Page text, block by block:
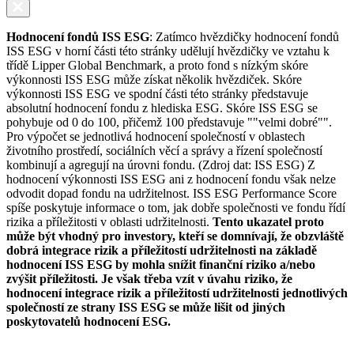
Hodnocení fondů ISS ESG: Zatímco hvězdičky hodnocení fondů
ISS ESG v horní části této stránky udělují hvězdičky ve vztahu k
třídě Lipper Global Benchmark, a proto fond s nízkým skóre
výkonnosti ISS ESG může získat několik hvězdiček. Skóre
výkonnosti ISS ESG ve spodní části této stránky představuje
absolutní hodnocení fondu z hlediska ESG. Skóre ISS ESG se
pohybuje od 0 do 100, přičemž 100 představuje ""velmi dobré"".
Pro výpočet se jednotlivá hodnocení společností v oblastech
životního prostředí, sociálních věcí a správy a řízení společností
kombinují a agregují na úrovni fondu. (Zdroj dat: ISS ESG) Z
hodnocení výkonnosti ISS ESG ani z hodnocení fondu však nelze
odvodit dopad fondu na udržitelnost. ISS ESG Performance Score
spíše poskytuje informace o tom, jak dobře společnosti ve fondu řídí
rizika a příležitosti v oblasti udržitelnosti. Tento ukazatel proto
může být vhodný pro investory, kteří se domnívají, že obzvláště
dobrá integrace rizik a příležitostí udržitelnosti na základě
hodnocení ISS ESG by mohla snížit finanční riziko a/nebo
zvýšit příležitosti. Je však třeba vzít v úvahu riziko, že
hodnocení integrace rizik a příležitostí udržitelnosti jednotlivých
společností ze strany ISS ESG se může lišit od jiných
poskytovatelů hodnocení ESG.